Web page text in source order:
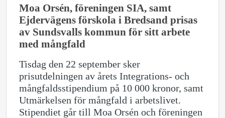
Moa Orsén, föreningen SIA, samt
Ejdervägens förskola i Bredsand prisas
av Sundsvalls kommun för sitt arbete
med mångfald
Tisdag den 22 september sker
prisutdelningen av årets Integrations- och
mångfaldsstipendium på 10 000 kronor, samt
Utmärkelsen för mångfald i arbetslivet.
Stipendiet går till Moa Orsén och föreningen